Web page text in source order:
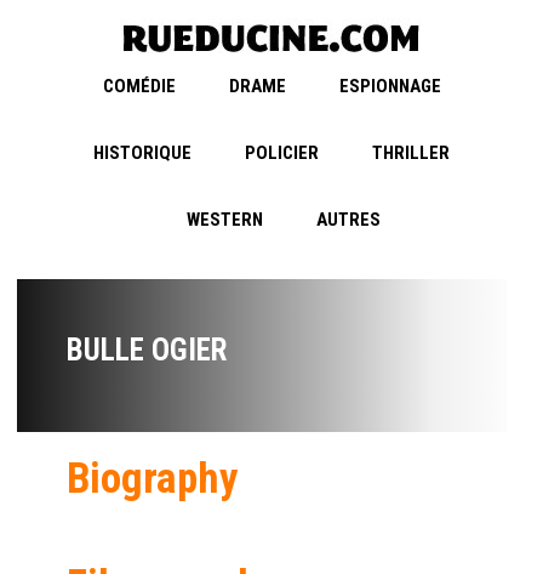
COMÉDIE DRAME ESPIONNAGE
HISTORIQUE POLICIER THRILLER
WESTERN AUTRES
BULLE OGIER
Biography